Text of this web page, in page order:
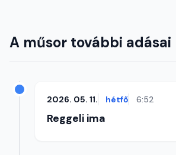
A műsor további adásai
2026. 05. 11. hétfő 6:52
Reggeli ima